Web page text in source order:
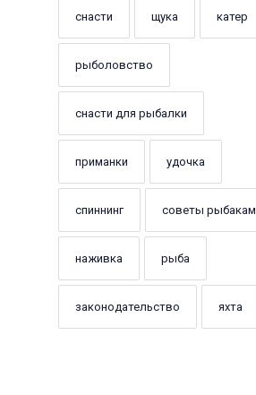
снасти щука катер
рыболовство
снасти для рыбалки
приманки удочка
спиннинг советы рыбакам
наживка рыба
законодательство яхта